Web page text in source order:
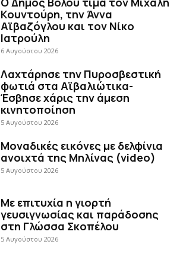
Κουντούρη, την Άννα
Αϊβαζόγλου και τον Νίκο
Ιατρούλη
6 Αυγούστου 2026
Λαχτάρησε την Πυροσβεστική
φωτιά στα Αϊβαλιώτικα-
Έσβησε χάρις την άμεση
κινητοποίηση
5 Αυγούστου 2026
Μοναδικές εικόνες με δελφίνια
ανοιχτά της Μηλίνας (video)
5 Αυγούστου 2026
Με επιτυχία η γιορτή
γευσιγνωσίας και παράδοσης
στη Γλώσσα Σκοπέλου
5 Αυγούστου 2026